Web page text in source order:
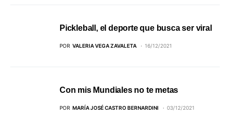
Pickleball, el deporte que busca ser viral
POR VALERIA VEGA ZAVALETA 16/12/2021
Con mis Mundiales no te metas
POR MARÍA JOSÉ CASTRO BERNARDINI 03/12/2021